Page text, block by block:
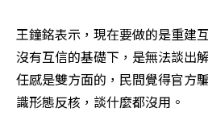
王鐘銘表示，現在要做的是重建
沒有互信的基礎下，是無法談出
任感是雙方面的，民間覺得官方
識形態反核，談什麼都沒用。